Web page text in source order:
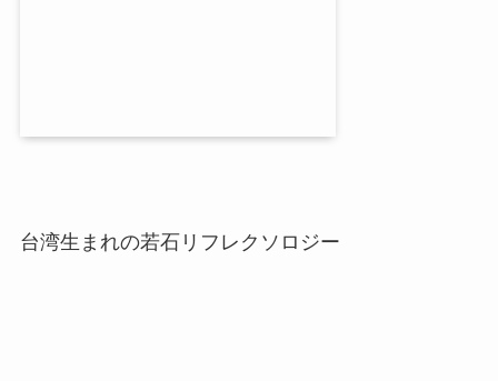
台湾生まれの若石リフレクソロジー